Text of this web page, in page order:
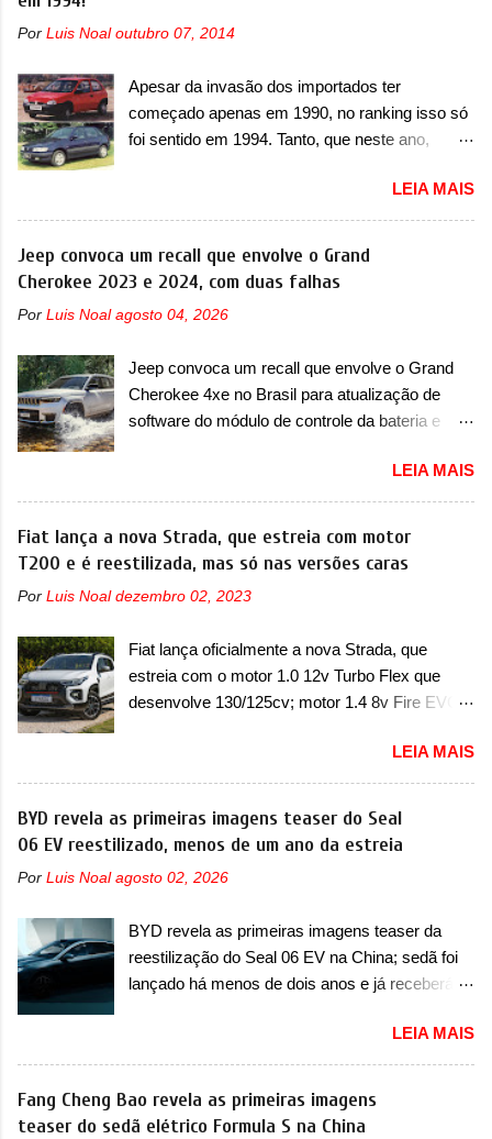
primeiras imagens teaser do A05, que nas
esportiva, o A05s. Previsto para ser lançado
ainda neste ano na China, o compacto elétrico
colocará a Leapmotor para concorrer com uma
BYD Dolphin e Geely EX2. Visualmente, o A05
conta com um design já visto por outros
modelos da marca, em especial do SUV
compacto A10. Basicamente sendo o hatch do
SUV, o A05 nasce com um design que está
possui faróis com um desenho mais retangular,
com um pequeno prolongamento para as
laterais. Os faróis cont...
Por Luis Noal outubro 07, 2014
Apesar da invasão dos importados ter
começado apenas em 1990, no ranking isso só
foi sentido em 1994. Tanto, que neste ano,
começar pelo Chevrolet Corsa, o mais
destacado deles no ranking que perdurou no
nosso mercado até início de 2012 e com
certeza foi um grandioso lançamento da
ano também era lançada a nova geração do
ganhava uma nova geração feita do zero,
apelidada de "Bolinha" por suas formas
arredondadas. Além do Gol, outro Volkswagen
versão hatchback do Logus que chegava
depois de um ano de atraso. A invasão de 1994
foi marcava pelos franceses, alemães,
japoneses e coreanos que chegaram
arrancando corações em nosso mercado. Os
vendas em 1994 foram o Renault R19 que
vinha em 3 versões de carroceria, sendo duas
do hatch e o sedan, a famosa Kia Besta, o Vol...
LEIA MAIS
Jeep convoca um recall que envolve o Grand
Cherokee 2023 e 2024, com duas falhas
Por Luis Noal agosto 04, 2026
Jeep convoca um recall que envolve o Grand
Cherokee 4xe no Brasil para atualização de
software do módulo de controle da bateria e
Jeep convocou no dia 10 de outubro de 2025
um chamado que envolve os proprietários do
Grand Cherokee 4xe, em sua versão única
Limited, com unidades de ano/modelo 2023 e
unidades afetadas precisam retornar a uma
dois problemas. O primeiro deles será uma
atualização do software do módulo de controle
da bateria (AHCP e HCP). Para alguns veículos
verificação e, se necessário, a substituição do
motor do ventilador HVAC (aquecimento,
ventilação e ar-condicionado). A marca também
confirmou que “foi identificada a possibilidade de
uma sobrecarga do microprocessador do
poderá causar a perda de força motriz,
requerendo a atualização do software do
modulo de...
LEIA MAIS
Fiat lança a nova Strada, que estreia com motor
T200 e é reestilizada, mas só nas versões caras
Por Luis Noal dezembro 02, 2023
Fiat lança oficialmente a nova Strada, que
estreia com o motor 1.0 12v Turbo Flex que
desenvolve 130/125cv; motor 1.4 8v Fire EVO
oficialmente a nova Strada, que aparece com
mudanças visuais e com uma nova opção de
motor. Depois da picape compacta receber o
câmbio automático CVT no ano passado, a Fiat
motor 1.0 12v Turbo Flex, conhecido como
Strada soube ser mutável com avanços
importantes que a concorrência nunca
conseguiu acompanhar e agora ela abre uma
T200, que estreou nos irmãos Pulse e
Fastback. "A Fiat Strada é mais do que uma
picape, é uma verdadeira revolução no
mercado automotivo. Há alguns anos era
LEIA MAIS
BYD revela as primeiras imagens teaser do Seal
06 EV reestilizado, menos de um ano da estreia
Por Luis Noal agosto 02, 2026
BYD revela as primeiras imagens teaser da
reestilização do Seal 06 EV na China; sedã foi
lançado há menos de dois anos e já receberá a
primeiras imagens teaser de uma mudança
visual para um dos seus menores sedãs
elétricos na China, pertencente à linha Ocean.
Trata-se do Seal 06 EV, lançado no segundo
LEIA MAIS
Fang Cheng Bao revela as primeiras imagens
teaser do sedã elétrico Formula S na China